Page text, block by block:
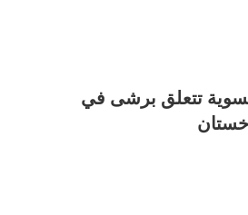
تتعلق برشى في